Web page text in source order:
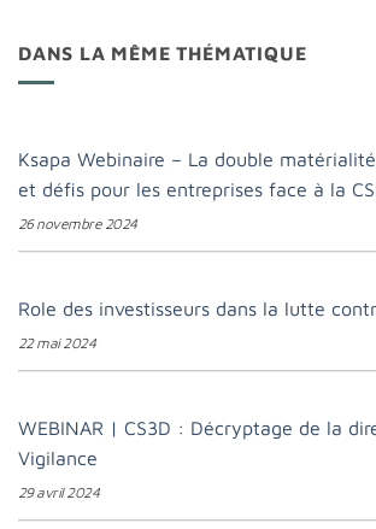
DANS LA MÊME THÉMATIQUE
Ksapa Webinaire – La double
et défis pour les entreprises face à la
26 novembre 2024
Role des investisseurs dans la lutte
22 mai 2024
WEBINAR | CS3D : Décryptage de la
Vigilance
29 avril 2024